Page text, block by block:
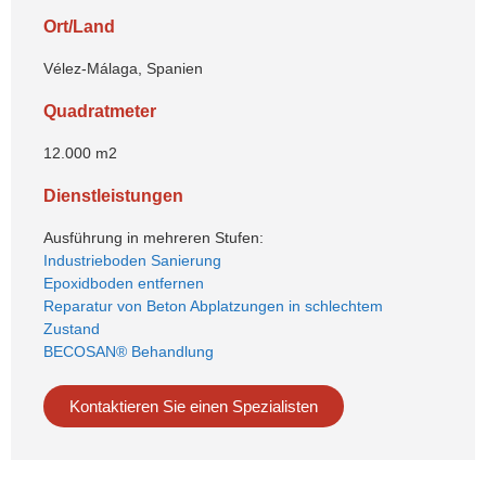
Ort/Land
Vélez-Málaga, Spanien
Quadratmeter
12.000 m2
Dienstleistungen
Ausführung in mehreren Stufen:
Industrieboden Sanierung
Epoxidboden entfernen
Reparatur von Beton Abplatzungen in schlechtem
Zustand
BECOSAN® Behandlung
Kontaktieren Sie einen Spezialisten